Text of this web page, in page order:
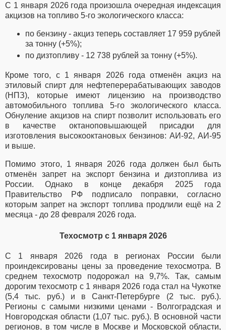
С 1 января 2026 года произошла очередная индексация
акцизов на топливо 5-го экологического класса:
по бензину - акциз теперь составляет 17 959 рублей
за тонну (+5%);
по дизтопливу - 12 738 рублей за тонну (+5%).
Кроме того, с 1 января 2026 года отменён акциз на
этиловый спирт для нефтеперерабатывающих заводов
(НПЗ), которые имеют лицензию на производство
автомобильного топлива 5-го экологического класса.
Обнуление акцизов на спирт позволит использовать его
в качестве октаноповышающей присадки для
изготовления высокооктановых бензинов: АИ-92, АИ-95
и выше.
Помимо этого, 1 января 2026 года должен был быть
отменён запрет на экспорт бензина и дизтоплива из
России. Однако в конце декабря 2025 года
Правительство РФ подписало поправки, согласно
которым запрет на экспорт топлива продлили ещё на 2
месяца - до 28 февраля 2026 года.
Техосмотр с 1 января 2026
С 1 января 2026 года в регионах России были
проиндексированы цены за проведение техосмотра. В
среднем техосмотр подорожал на 9,7%. Так, самым
дорогим техосмотр с 1 января 2026 года стал на Чукотке
(5,4 тыс. руб.) и в Санкт-Петербурге (2 тыс. руб.).
Регионы с самыми низкими ценами - Волгоградская и
Новгородская области (1,07 тыс. руб.). В основной части
регионов, в том числе в Москве и Московской области,